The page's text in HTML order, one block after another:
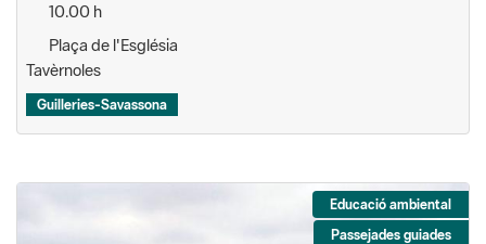
10.00 h
Plaça de l'Església
Tavèrnoles
Guilleries-Savassona
Educació ambiental
Passejades guiades